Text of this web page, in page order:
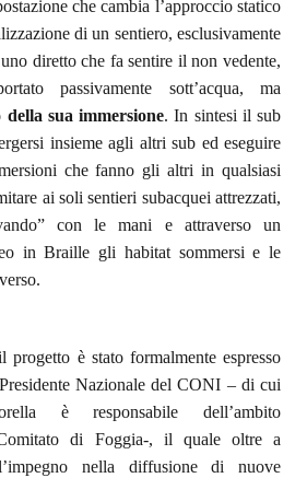
che cambia l’approccio statico
di un sentiero, esclusivamente
diretto che fa sentire il non vedente,
passivamente sott’acqua, ma
della sua immersione. In sintesi il sub
insieme agli altri sub ed eseguire
che fanno gli altri in qualsiasi
ai soli sentieri subacquei attrezzati,
con le mani e attraverso un
in Braille gli habitat sommersi e le
progetto è stato formalmente espresso
Nazionale del CONI – di cui
è responsabile dell’ambito
di Foggia-, il quale oltre a
nella diffusione di nuove